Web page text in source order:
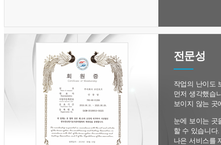
전문성
작업의 난이도
먼저 생각했습
보이지 않는 곳
눈에 보이는 곳
할 수 있습니다
나은 서비스를